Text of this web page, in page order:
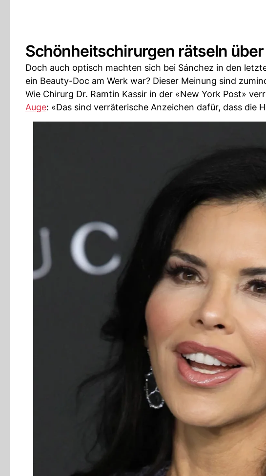
Schönheitschirurgen rätseln
Doch auch optisch machten sich bei Sánchez in den
ein Beauty-Doc am Werk war? Dieser Meinung sind
Wie Chirurg Dr. Ramtin Kassir in der «New York Post»
Auge: «Das sind verräterische Anzeichen dafür, dass die